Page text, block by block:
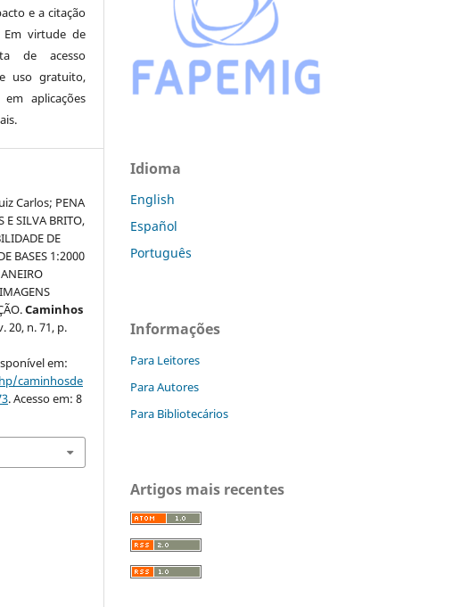
e a citação
virtude de
de acesso
uso gratuito,
aplicações
Carlos; PENA
E SILVA BRITO,
DE
BASES 1:2000
Caminhos
20, n. 71, p.
em:
caminhosde
. Acesso em: 8
Idioma
English
Español
Português
Informações
Para Leitores
Para Autores
Para Bibliotecários
Artigos mais recentes